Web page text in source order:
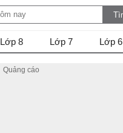
Lớp 8 Lớp 7 Lớp 6